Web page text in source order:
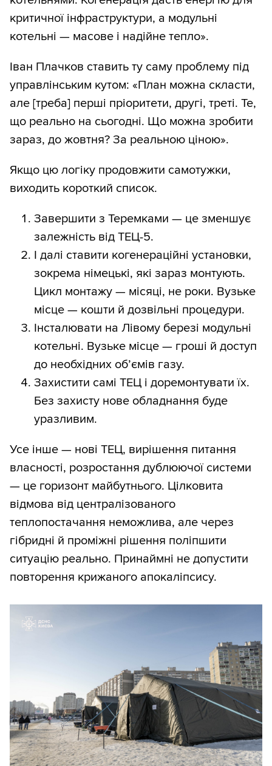
критичної інфраструктури, а модульні
котельні — масове і надійне тепло».
Іван Плачков ставить ту саму проблему під
управлінським кутом: «План можна скласти,
але [треба] перші пріоритети, другі, треті. Те,
що реально на сьогодні. Що можна зробити
зараз, до жовтня? За реальною ціною».
Якщо цю логіку продовжити самотужки,
виходить короткий список.
Завершити з Теремками — це зменшує
залежність від ТЕЦ-5.
І далі ставити когенераційні установки,
зокрема німецькі, які зараз монтують.
Цикл монтажу — місяці, не роки. Вузьке
місце — кошти й дозвільні процедури.
Інсталювати на Лівому березі модульні
котельні. Вузьке місце — гроші й доступ
до необхідних об’ємів газу.
Захистити самі ТЕЦ і доремонтувати їх.
Без захисту нове обладнання буде
уразливим.
Усе інше — нові ТЕЦ, вирішення питання
власності, розростання дублюючої системи
— це горизонт майбутнього. Цілковита
відмова від централізованого
теплопостачання неможлива, але через
гібридні й проміжні рішення поліпшити
ситуацію реально. Принаймні не допустити
повторення крижаного апокаліпсису.